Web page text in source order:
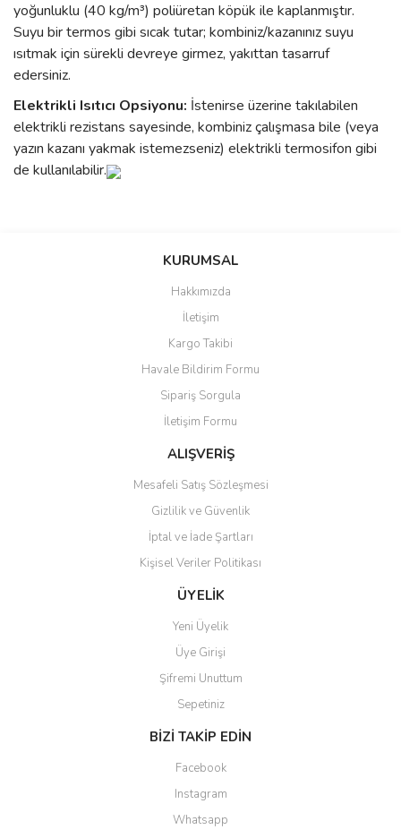
yoğunluklu (40 kg/m³) poliüretan köpük ile kaplanmıştır.
Suyu bir termos gibi sıcak tutar; kombiniz/kazanınız suyu
ısıtmak için sürekli devreye girmez, yakıttan tasarruf
edersiniz.
Elektrikli Isıtıcı Opsiyonu: İstenirse üzerine takılabilen
elektrikli rezistans sayesinde, kombiniz çalışmasa bile (veya
yazın kazanı yakmak istemezseniz) elektrikli termosifon gibi
de kullanılabilir.
Bu ürüne ilk yorumu siz yapın!
Yorum Yaz
Ürün resmi kalitesiz, bozuk veya görüntülenemiyor.
Ürün açıklamasında eksik bilgiler bulunuyor.
Ürün bilgilerinde hatalar bulunuyor.
Ürün fiyatı diğer sitelerden daha pahalı.
Bu ürüne benzer farklı alternatifler olmalı.
Gönder
KURUMSAL
Hakkımızda
İletişim
Kargo Takibi
Havale Bildirim Formu
Sipariş Sorgula
İletişim Formu
ALIŞVERİŞ
Mesafeli Satış Sözleşmesi
Gizlilik ve Güvenlik
İptal ve İade Şartları
Kişisel Veriler Politikası
ÜYELİK
Yeni Üyelik
Üye Girişi
Şifremi Unuttum
Sepetiniz
BİZİ TAKİP EDİN
Facebook
Instagram
Whatsapp